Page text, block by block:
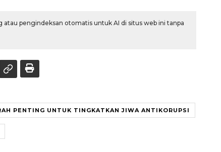
pengindeksan otomatis untuk AI di situs web ini tanpa
PENTING UNTUK TINGKATKAN JIWA ANTIKORUPSI